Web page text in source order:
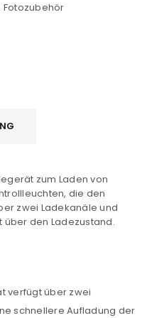
Fotozubehör
zum Laden von
die den
zwei Ladekanäle und
den Ladezustand.
verfügt über zwei
schnellere Aufladung der